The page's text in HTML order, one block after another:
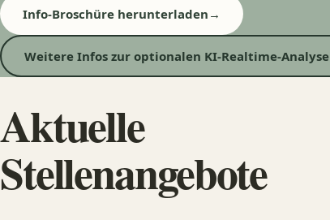
Info-Broschüre herunterladen →
Weitere Infos zur optionalen KI-Realtime-Analyse
Aktuelle
Stellenangebote